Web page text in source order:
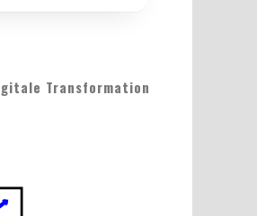
Transformation